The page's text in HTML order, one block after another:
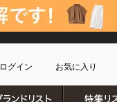
ログイン お気に入り